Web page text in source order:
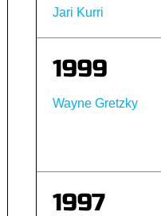
Jari Kurri
1999
Wayne Gretzky
1997